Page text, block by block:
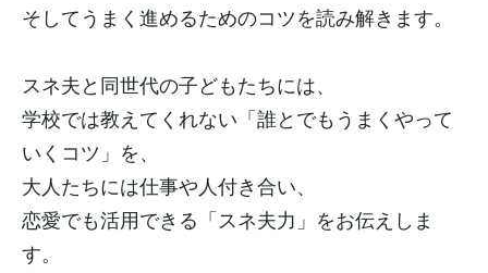
そしてうまく進めるためのコツを読み解きます。
スネ夫と同世代の子どもたちには、
学校では教えてくれない「誰とでもうまくやって
いくコツ」を、
大人たちには仕事や人付き合い、
恋愛でも活用できる「スネ夫力」をお伝えしま
す。